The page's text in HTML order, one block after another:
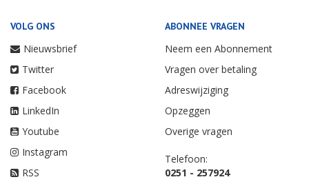
VOLG ONS
Nieuwsbrief
Twitter
Facebook
LinkedIn
Youtube
Instagram
RSS
ABONNEE VRAGEN
Neem een Abonnement
Vragen over betaling
Adreswijziging
Opzeggen
Overige vragen
Telefoon:
0251 - 257924